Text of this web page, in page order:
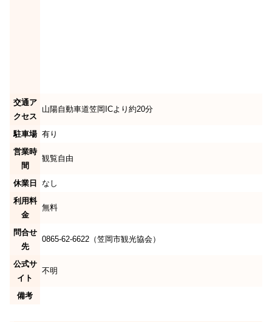
交通ア
クセス
山陽自動車道笠岡ICより約20分
駐車場 有り
営業時
間
観覧自由
休業日
なし
利用料
金
無料
問合せ
先
0865-62-6622（笠岡市観光協会）
公式サ
イト
不明
備考